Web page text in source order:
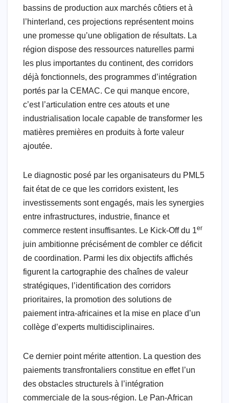
bassins de production aux marchés côtiers et à
l’hinterland, ces projections représentent moins
une promesse qu’une obligation de résultats. La
région dispose des ressources naturelles parmi
les plus importantes du continent, des corridors
déjà fonctionnels, des programmes d’intégration
portés par la CEMAC. Ce qui manque encore,
c’est l’articulation entre ces atouts et une
industrialisation locale capable de transformer les
matières premières en produits à forte valeur
ajoutée.
Le diagnostic posé par les organisateurs du PML5
fait état de ce que les corridors existent, les
investissements sont engagés, mais les synergies
entre infrastructures, industrie, finance et
commerce restent insuffisantes. Le Kick-Off du 1er
juin ambitionne précisément de combler ce déficit
de coordination. Parmi les dix objectifs affichés
figurent la cartographie des chaînes de valeur
stratégiques, l’identification des corridors
prioritaires, la promotion des solutions de
paiement intra-africaines et la mise en place d’un
collège d’experts multidisciplinaires.
Ce dernier point mérite attention. La question des
paiements transfrontaliers constitue en effet l’un
des obstacles structurels à l’intégration
commerciale de la sous-région. Le Pan-African